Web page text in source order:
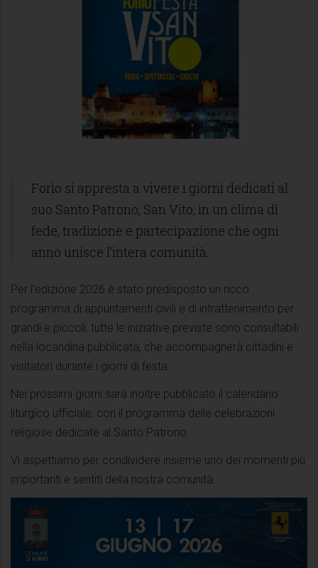
Forio si appresta a vivere i giorni dedicati al
suo Santo Patrono, San Vito, in un clima di
fede, tradizione e partecipazione che ogni
anno unisce l’intera comunità.
Per l’edizione 2026 è stato predisposto un ricco
programma di appuntamenti civili e di intrattenimento per
grandi e piccoli: tutte le iniziative previste sono consultabili
nella locandina pubblicata, che accompagnerà cittadini e
visitatori durante i giorni di festa.
Nei prossimi giorni sarà inoltre pubblicato il calendario
liturgico ufficiale, con il programma delle celebrazioni
religiose dedicate al Santo Patrono.
Vi aspettiamo per condividere insieme uno dei momenti più
importanti e sentiti della nostra comunità.